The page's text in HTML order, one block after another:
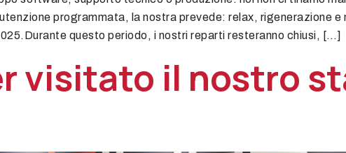
programmata, la nostra prevede: relax, rigenerazione e
questo periodo, i nostri reparti resteranno chiusi, […]
visitato il nostro